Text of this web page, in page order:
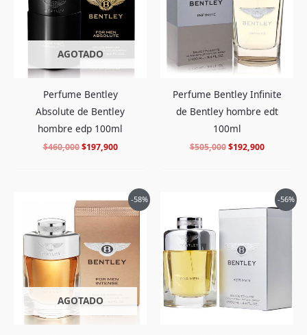
AGOTADO
Perfume Bentley
Absolute de Bentley
hombre edp 100ml
$460,000 $197,900
Perfume Bentley Infinite
de Bentley hombre edt
100ml
$505,000 $192,900
-58%
AGOTADO
precio
original
$499,000.
precio
actual
$208,900.
-56%
precio
precio